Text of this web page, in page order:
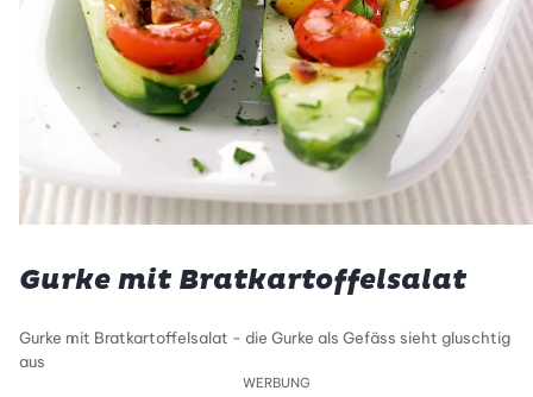
Gurke mit Bratkartoffelsalat
Gurke mit Bratkartoffelsalat - die Gurke als Gefäss sieht gluschtig
aus
WERBUNG